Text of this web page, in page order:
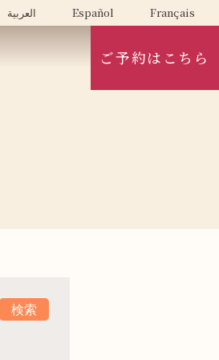
ご予約はこちら
العربية Español Français